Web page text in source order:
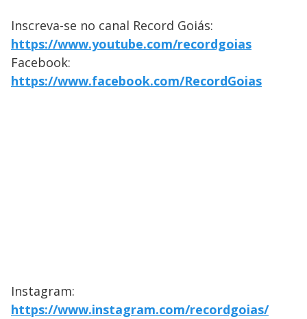
Inscreva-se no canal Record Goiás:
https://www.youtube.com/recordgoias
Facebook:
https://www.facebook.com/RecordGoias
Instagram:
https://www.instagram.com/recordgoias/